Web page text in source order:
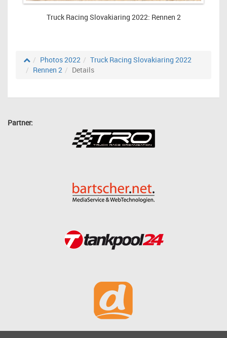
Truck Racing Slovakiaring 2022: Rennen 2
Photos 2022
Truck Racing Slovakiaring 2022
Rennen 2
Details
Partner: